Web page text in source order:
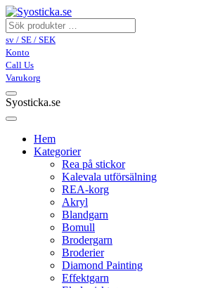
sv / SE / SEK
Konto
Call Us
Varukorg
Syosticka.se
Hem
Kategorier
Rea på stickor
Kalevala utförsälning
REA-korg
Akryl
Blandgarn
Bomull
Brodergarn
Broderier
Diamond Painting
Effektgarn